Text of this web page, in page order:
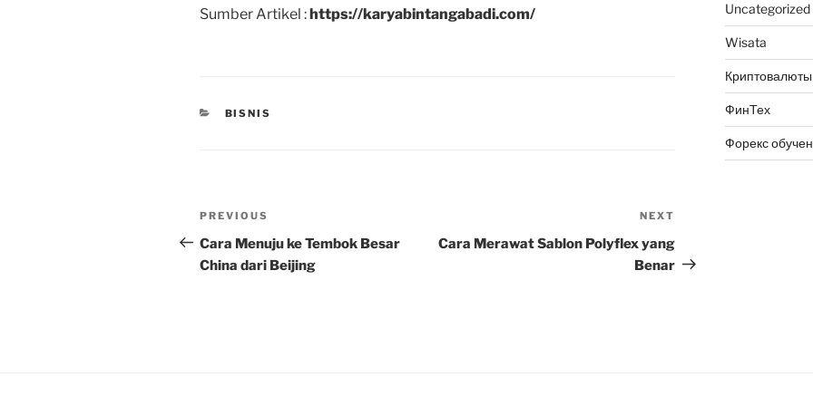
Sumber Artikel :https://karyabintangabadi.com/
CATEGORIES
BISNIS
Post
navigation
Previous
Post
PREVIOUS
Cara Menuju ke Tembok Besar
China dari Beijing
Post
NEXT
Cara Merawat Sablon Polyflex yang
Benar
Uncategorized
Wisata
Криптовалюты
ФинТех
Форекс